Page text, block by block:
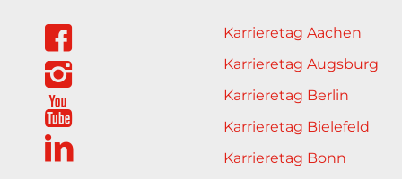
Karrieretag Aachen
Karrieretag Augsburg
Karrieretag Berlin
Karrieretag Bielefeld
Karrieretag Bonn